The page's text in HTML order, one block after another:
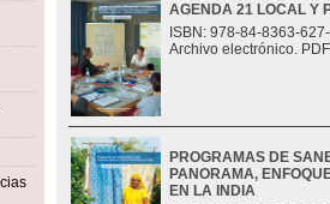
AGENDA 21 LOCAL Y
ISBN: 978-84-8363-
Archivo electrónico.
PROGRAMAS DE
PANORAMA,
EN LA INDIA